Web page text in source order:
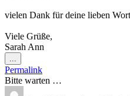
vielen Dank für deine lieben
Viele Grüße,
Sarah Ann
...
Metabox
ein-/ausblenden.
Permalink
Bitte warten …